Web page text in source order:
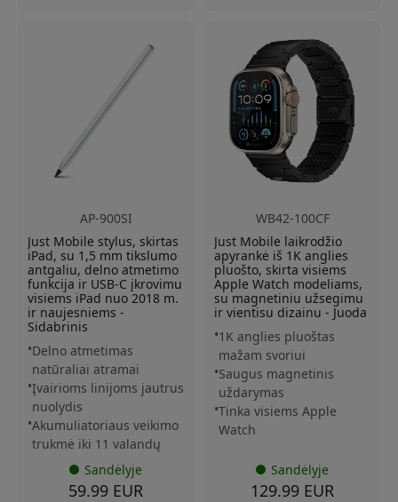
AP-900SI
Just Mobile stylus, skirtas
iPad, su 1,5 mm tikslumo
antgaliu, delno atmetimo
funkcija ir USB-C įkrovimu
visiems iPad nuo 2018 m.
ir naujesniems -
Sidabrinis
Delno atmetimas
natūraliai atramai
Įvairioms linijoms jautrus
nuolydis
Akumuliatoriaus veikimo
trukmė iki 11 valandų
Sandėlyje
59.99 EUR
WB42-100CF
Just Mobile laikrodžio
apyrankė iš 1K anglies
pluošto, skirta visiems
Apple Watch modeliams,
su magnetiniu užsegimu
ir vientisu dizainu - Juoda
1K anglies pluoštas
mažam svoriui
Saugus magnetinis
uždarymas
Tinka visiems Apple
Watch
Sandėlyje
129.99 EUR